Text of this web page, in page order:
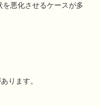
を悪化させるケースが多
ります。